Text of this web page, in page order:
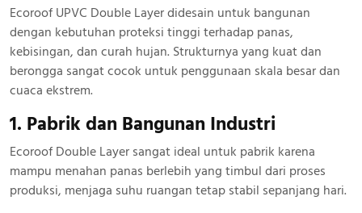
Ecoroof UPVC Double Layer didesain untuk bangunan
dengan kebutuhan proteksi tinggi terhadap panas,
kebisingan, dan curah hujan. Strukturnya yang kuat dan
berongga sangat cocok untuk penggunaan skala besar dan
cuaca ekstrem.
1. Pabrik dan Bangunan Industri
Ecoroof Double Layer sangat ideal untuk pabrik karena
mampu menahan panas berlebih yang timbul dari proses
produksi, menjaga suhu ruangan tetap stabil sepanjang hari.